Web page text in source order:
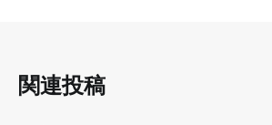
関連投稿